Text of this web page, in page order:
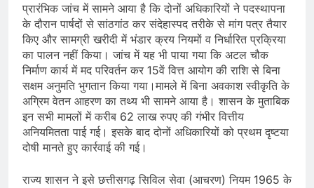
प्रारंभिक जांच में सामने आया है कि दोनों अधिकारियों ने पदस्थापना
के दौरान पार्षदों से सांठगांठ कर संदेहास्पद तरीके से मांग पत्र तैयार
किए और सामग्री खरीदी में भंडार क्रय नियमों व निर्धारित प्रक्रिया
का पालन नहीं किया। जांच में यह भी पाया गया कि अटल चौक
निर्माण कार्य में मद परिवर्तन कर 15वें वित्त आयोग की राशि से बिना
सक्षम अनुमति भुगतान किया गया।मामले में बिना अवकाश स्वीकृति के
अग्रिम वेतन आहरण का तथ्य भी सामने आया है। शासन के मुताबिक
इन सभी मामलों में करीब 62 लाख रुपए की गंभीर वित्तीय
अनियमितता पाई गई। इसके बाद दोनों अधिकारियों को प्रथम दृष्टया
दोषी मानते हुए कार्रवाई की गई।
राज्य शासन ने इसे छत्तीसगढ़ सिविल सेवा (आचरण) नियम 1965 के